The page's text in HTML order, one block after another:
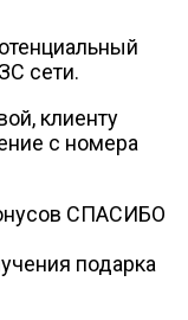
сети.
клиенту
с номера
СПАСИБО
подарка